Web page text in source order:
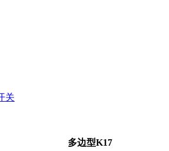
关
多边型K17